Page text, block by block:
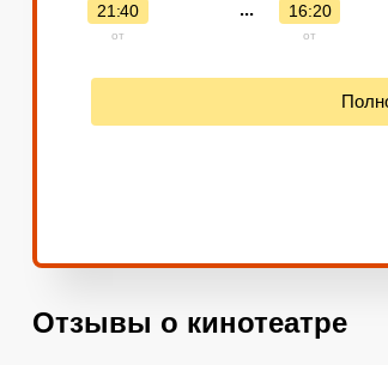
21:40
от
... 16:20
от
Отзывы о кинотеатре